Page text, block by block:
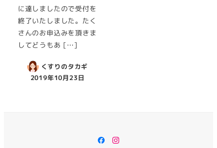
に達しましたので受付を
終了いたしました。たく
さんのお申込みを頂きま
してどうもあ […]
くすりのタカギ
2019年10月23日
Facebook
Instagram